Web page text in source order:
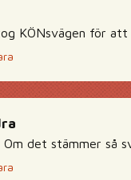
KÖNsvägen för att
Om det stämmer så